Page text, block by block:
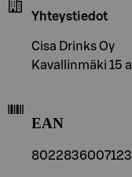
Yhteystiedot
Cisa Drinks Oy
Kavallinmäki 15 a
EAN
8022836007123